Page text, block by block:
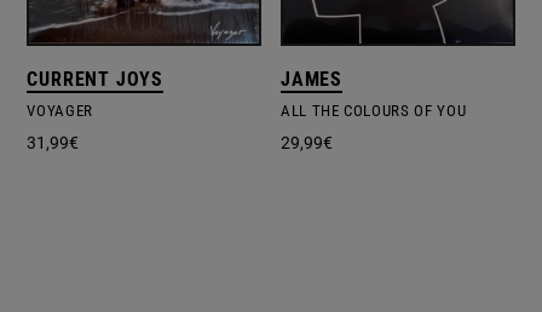
CURRENT JOYS
VOYAGER
31,99€
JAMES
ALL THE COLOURS OF YOU
29,99€